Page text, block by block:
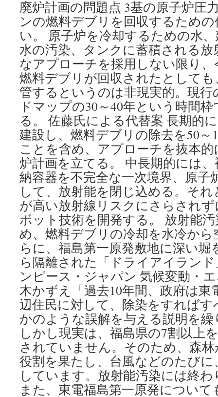
廃炉計画の問題点 3基の原子炉圧
ンの燃料デブリを回収するため
い。 原子炉を冷却するための水
水の汚染、タンクに蓄積される放
なアプローチを採用しない限り
燃料デブリが回収されたとして
管するというのは非現実的。現
ドマップの30～40年という時間
る。 佐藤氏による代替案 長期的
建設し、燃料デブリの除去を50～
ことを含め、アプローチを抜本
炉計画を立てる。 中長期的には
納容器を不完全な一次境界、原子
して、放射能を閉じ込める。そ
が高い放射線リスクにさらされ
ボット技術を開発する。 放射能
め、燃料デブリの冷却を水冷か
らに、福島第一原発敷地に深い堀
ら隔離された「ドライアイラン
ンピース・ジャパン 気候変動・
木かずえ「過去10年間、政府は東
辺住民に対して、除染をすれば
かのような誤解を与える説明を
しかし現実は、福島県の7割以上
されていません。そのため、森
役割を果たし、台風などのたびに
しています。放射能汚染には終
また、東電福島第一原発につい